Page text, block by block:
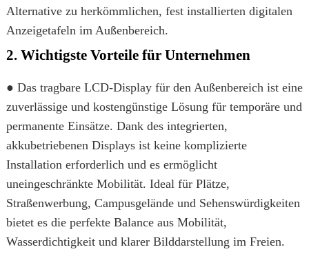
Alternative zu herkömmlichen, fest installierten digitalen
Anzeigetafeln im Außenbereich.
2. Wichtigste Vorteile für Unternehmen
● Das tragbare LCD-Display für den Außenbereich ist eine
zuverlässige und kostengünstige Lösung für temporäre und
permanente Einsätze. Dank des integrierten,
akkubetriebenen Displays ist keine komplizierte
Installation erforderlich und es ermöglicht
uneingeschränkte Mobilität. Ideal für Plätze,
Straßenwerbung, Campusgelände und Sehenswürdigkeiten
bietet es die perfekte Balance aus Mobilität,
Wasserdichtigkeit und klarer Bilddarstellung im Freien.